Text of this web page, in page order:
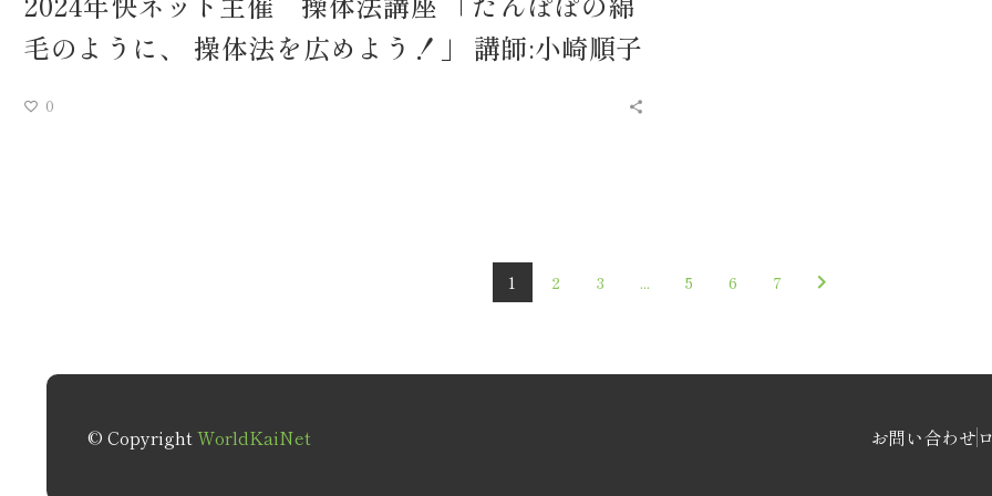
毛のように、 操体法を広めよう！」 講師:小崎順子
0
1 2 3 ... 5 6 7
© CopyrightWorldKaiNet お問い合わせ